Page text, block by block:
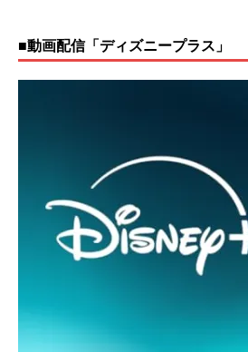
■動画配信「ディズニープラス」